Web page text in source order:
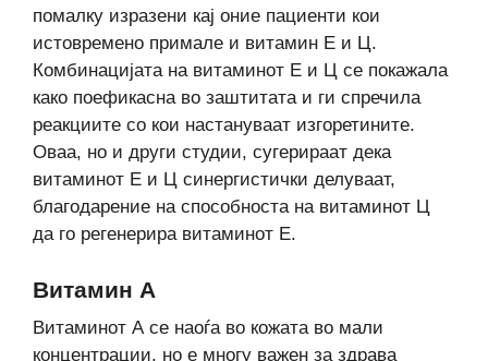
помалку изразени кај оние пациенти кои
истовремено примале и витамин Е и Ц.
Комбинацијата на витаминот Е и Ц се покажала
како поефикасна во заштитата и ги спречила
реакциите со кои настануваат изгоретините.
Оваа, но и други студии, сугерираат дека
витаминот Е и Ц синергистички делуваат,
благодарение на способноста на витаминот Ц
да го регенерира витаминот Е.
Витамин А
Витаминот А се наоѓа во кожата во мали
концентрации, но е многу важен за здрава